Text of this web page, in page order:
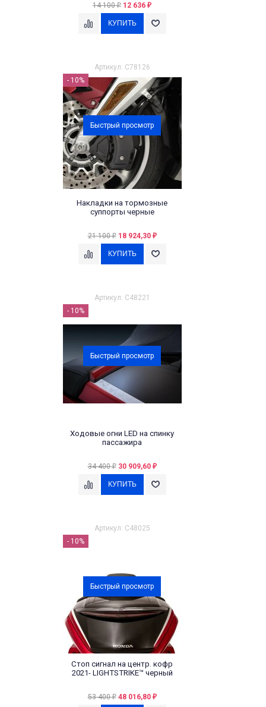
14 100₽ 12 636 ₽
Артикул: C78126
- 10%
Быстрый просмотр
Накладки на тормозные
суппорты черные
21 100₽ 18 924,30 ₽
Артикул: C48221
- 10%
Быстрый просмотр
Ходовые огни LED на спинку
пассажира
34 400₽ 30 909,60 ₽
Артикул: C48025
- 10%
Быстрый просмотр
Стоп сигнал на центр. кофр
2021- LIGHTSTRIKE™ черный
53 400₽ 48 016,80 ₽